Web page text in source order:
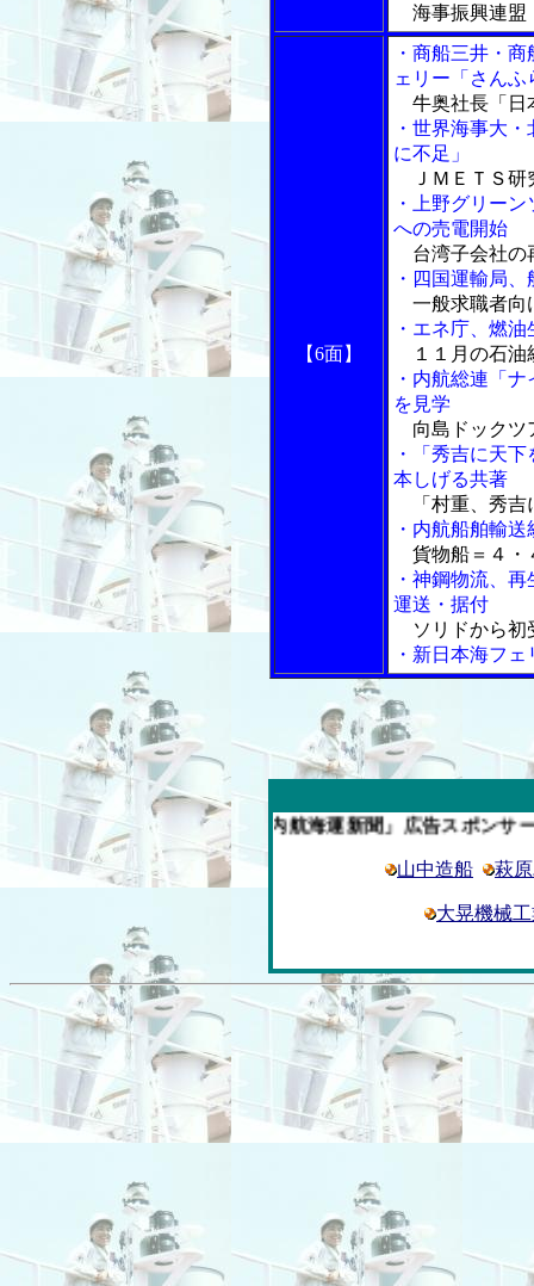
海事振興連盟
【6面】
・商船三井・
ェリー「さん
牛奥社長「日
・世界海事大
に不足」
ＪＭＥＴＳ研
・上野グリー
への売電開始
台湾子会社の
・四国運輸局
一般求職者向
・エネ庁、燃
１１月の石油
・内航総連「
を見学
向島ドックツ
・「秀吉に天
本しげる共著
「村重、秀吉
・内航船舶輸
貨物船＝４・
・神鋼物流、
運送・据付
ソリドから初
・新日本海フ
今週の「内航海運新聞」広告スポンサー企業
山中造船 萩
大晃機械